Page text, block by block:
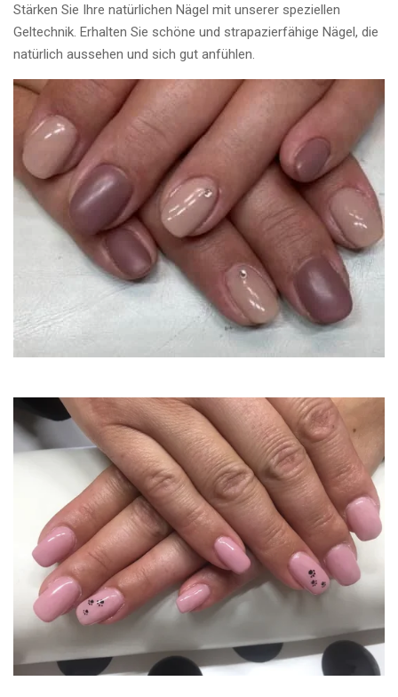
Stärken Sie Ihre natürlichen Nägel mit unserer speziellen
Geltechnik. Erhalten Sie schöne und strapazierfähige Nägel, die
natürlich aussehen und sich gut anfühlen.